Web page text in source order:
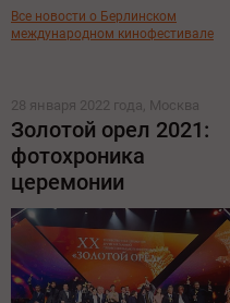
Все новости о Берлинском
международном кинофестивале
28 января 2022 года, Москва
Золотой орел 2021:
фотохроника
церемонии